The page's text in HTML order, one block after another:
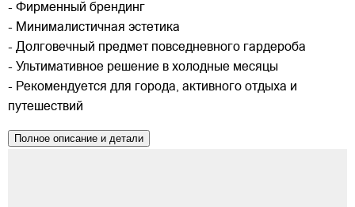
- Фирменный брендинг
- Минималистичная эстетика
- Долговечный предмет повседневного гардероба
- Ультимативное решение в холодные месяцы
- Рекомендуется для города, активного отдыха и
путешествий
Полное описание и детали